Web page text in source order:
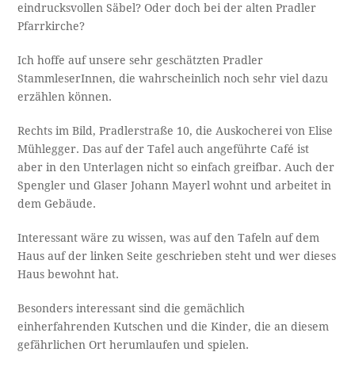
eindrucksvollen Säbel? Oder doch bei der alten Pradler
Pfarrkirche?
Ich hoffe auf unsere sehr geschätzten Pradler
StammleserInnen, die wahrscheinlich noch sehr viel dazu
erzählen können.
Rechts im Bild, Pradlerstraße 10, die Auskocherei von Elise
Mühlegger. Das auf der Tafel auch angeführte Café ist
aber in den Unterlagen nicht so einfach greifbar. Auch der
Spengler und Glaser Johann Mayerl wohnt und arbeitet in
dem Gebäude.
Interessant wäre zu wissen, was auf den Tafeln auf dem
Haus auf der linken Seite geschrieben steht und wer dieses
Haus bewohnt hat.
Besonders interessant sind die gemächlich
einherfahrenden Kutschen und die Kinder, die an diesem
gefährlichen Ort herumlaufen und spielen.